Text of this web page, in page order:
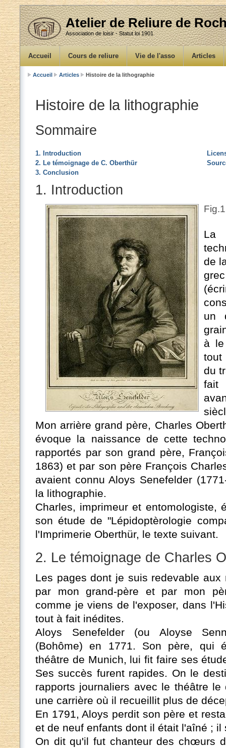
Atelier de Reliure de
Association de loisir - Statut loi 1901
Accueil Cours de reliure Vie de l'asso Articles
Accueil Articles Histoire de la lithographie
Histoire de la lithographie
Sommaire
1. Introduction
2. Le témoignage de C. Oberthür
3. Conclusion
1. Introduction
La
de
un
à
tout
du
Mon arrière grand père, Charles
évoque la naissance de cette
rapportés par son grand père,
1863) et par son père François
avaient connu Aloys Senefelder
la lithographie.
Charles, imprimeur et entomologiste,
son étude de "Lépidoptèrologie
l'Imprimerie Oberthür, le texte suivant.
2. Le témoignage de Charles
Les pages dont je suis redevable aux
par mon grand-père et par mon
comme je viens de l'exposer, dans
tout à fait inédites.
Aloys Senefelder (ou Aloyse
(Bohôme) en 1771. Son père, qui
théâtre de Munich, lui fit faire ses
Ses succès furent rapides. On le
rapports journaliers avec le théâtre le
une carrière où il recueillit plus de
En 1791, Aloys perdit son père et
et de neuf enfants dont il était l'aîné ; il
On dit qu'il fut chanteur des chœurs